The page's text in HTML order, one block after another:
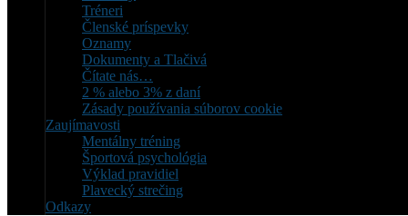
Tréneri
Členské príspevky
Oznamy
Dokumenty a Tlačivá
Čítate nás…
2 % alebo 3% z daní
Zásady používania súborov cookie
Zaujímavosti
Mentálny tréning
Športová psychológia
Výklad pravidiel
Plavecký strečing
Odkazy